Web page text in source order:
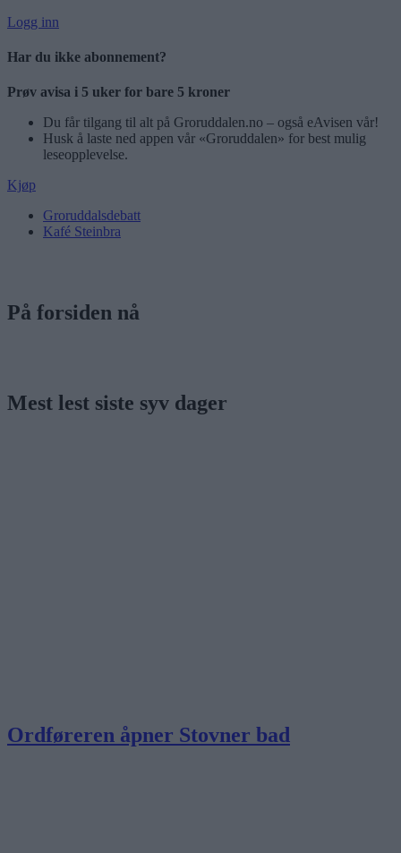
Logg inn
Har du ikke abonnement?
Prøv avisa i 5 uker for bare 5 kroner
Du får tilgang til alt på Groruddalen.no – også eAvisen vår!
Husk å laste ned appen vår «Groruddalen» for best mulig
leseopplevelse.
Kjøp
Groruddalsdebatt
Kafé Steinbra
På forsiden nå
Mest lest siste syv dager
Ordføreren åpner Stovner bad